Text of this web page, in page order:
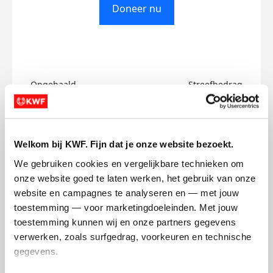
Welkom bij KWF. Fijn dat je onze website bezoekt.
We gebruiken cookies en vergelijkbare technieken om
onze website goed te laten werken, het gebruik van onze
website en campagnes te analyseren en — met jouw
toestemming — voor marketingdoeleinden. Met jouw
toestemming kunnen wij en onze partners gegevens
verwerken, zoals surfgedrag, voorkeuren en technische
gegevens.
Doneer nu
Opgehaald
€0
Streefbedrag
€500
Patrick's badges